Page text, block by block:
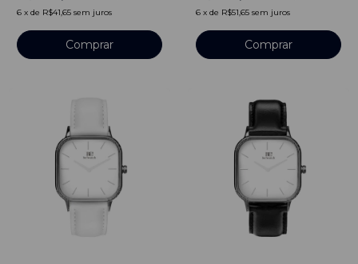
6 x de R$41,65 sem juros
Comprar
Inoxidável banhado a
titânio
6 x de R$51,65 sem juros
Comprar